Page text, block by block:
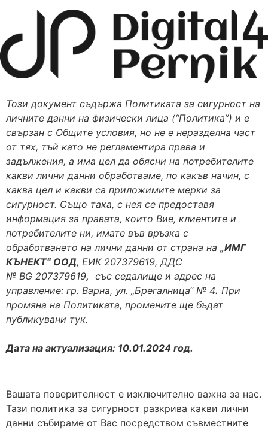
content
Този документ съдържа Политиката за сигурност на
личните данни на физически лица (“Политика”) и е
свързан с Общите условия, но не е неразделна част
от тях, тъй като не регламентира права и
задължения, а има цел да обясни на потребителите
какви лични данни обработваме, по какъв начин, с
каква цел и какви са приложимите мерки за
сигурност. Също така, с нея се предоставя
информация за правата, които Вие, клиентите и
потребителите ни, имате във връзка с
обработването на лични данни от страна на „ИМГ
КЪНЕКТ“ ООД, ЕИК 207379619, ДДС
№ BG 207379619, със седалище и адрес на
управление: гр. Варна, ул. „Брегалница“ № 4. При
промяна на Политиката, промените ще бъдат
публикувани тук.
Дата на актуализация: 10.01.2024 год.
Вашата поверителност е изключително важна за нас.
Тази политика за сигурност разкрива какви лични
данни събираме от Вас посредством съвместните